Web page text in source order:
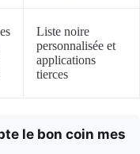
Liste noire
personnalisée et
applications
tierces
le bon coin mes